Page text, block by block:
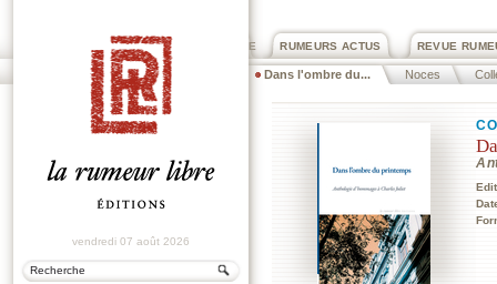
REVUE
RUMEURS ACTUS
PRIX ROGER DEXTRE
Dans l'ombre du... Noces
vendredi 07 août 2026